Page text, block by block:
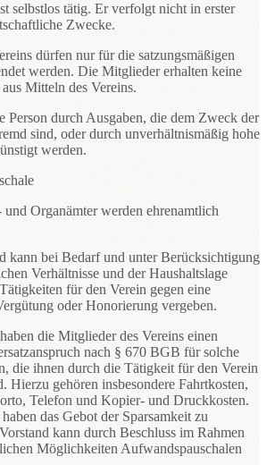
selbstlos tätig. Er verfolgt nicht in erster
Zwecke.
dürfen nur für die satzungsmäßigen
werden. Die Mitglieder erhalten keine
Mitteln des Vereins.
Person durch Ausgaben, die dem Zweck der
sind, oder durch unverhältnismäßig hohe
werden.
und Organämter werden ehrenamtlich
kann bei Bedarf und unter Berücksichtigung
Verhältnisse und der Haushaltslage
für den Verein gegen eine
oder Honorierung vergeben.
die Mitglieder des Vereins einen
nach § 670 BGB für solche
die ihnen durch die Tätigkeit für den Verein
Hierzu gehören insbesondere Fahrtkosten,
Telefon und Kopier- und Druckkosten.
das Gebot der Sparsamkeit zu
kann durch Beschluss im Rahmen
Möglichkeiten Aufwandspauschalen